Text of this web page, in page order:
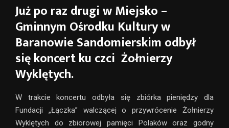
Już po raz drugi w Miejsko –
Gminnym Ośrodku Kultury w
Baranowie Sandomierskim odbył
się koncert ku czci Żołnierzy
Wyklętych.
W trakcie koncertu odbyła się zbiórka pieniędzy dla
Fundacji „Łączka” walczącej o przywrócenie Żołnierzy
Wyklętych do zbiorowej pamięci Polaków oraz godny